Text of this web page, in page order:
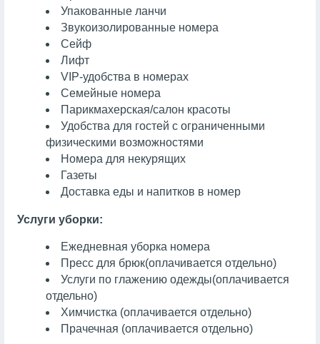
Упакованные ланчи
Звукоизолированные номера
Сейф
Лифт
VIP-удобства в номерах
Семейные номера
Парикмахерская/салон красоты
Удобства для гостей с ограниченными
физическими возможностями
Номера для некурящих
Газеты
Доставка еды и напитков в номер
Услуги уборки:
Ежедневная уборка номера
Пресс для брюк(оплачивается отдельно)
Услуги по глажению одежды(оплачивается
отдельно)
Химчистка (оплачивается отдельно)
Прачечная (оплачивается отдельно)